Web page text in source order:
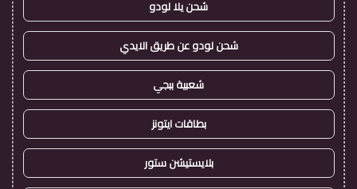
شحن يلا لودو
شحن لودو عن طريق الايدي
شعبية ببجي
بطاقات ايتونز
بلايستيشن ستور